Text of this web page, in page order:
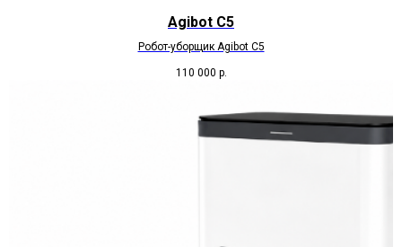
Agibot C5
Робот-уборщик Agibot C5
110 000 р.